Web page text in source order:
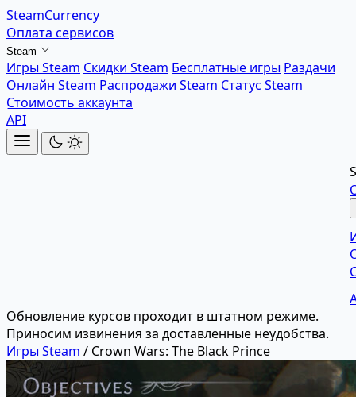
SteamCurrency
Оплата сервисов
Steam
Игры Steam Скидки Steam Бесплатные игры Раздачи
Онлайн Steam Распродажи Steam Статус Steam
Стоимость аккаунта
API
Обновление курсов проходит в штатном режиме.
Приносим извинения за доставленные неудобства.
Игры Steam / Crown Wars: The Black Prince